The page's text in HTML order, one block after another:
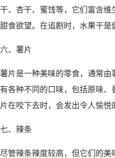
干、杏干、蜜饯等，它们富含
甜食欲望。在追剧时，水果干是
六、薯片
薯片是一种美味的零食，通常
有各种不同的口味，包括原味
片在咬下去时，会发出令人愉
七、辣条
尽管辣条辣度较高，但它们的